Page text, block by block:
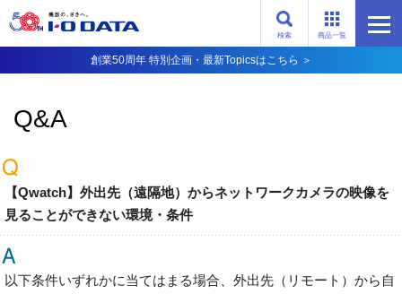
商品一覧
検索
創業50周年 特別企画・最新Topicsはこちら ＞
Q&A
【Qwatch】外出先（遠隔地）からネットワークカメラの映像を
見ることができない環境・条件
以下条件いずれかに当てはまる場合、外出先（リモート）から自